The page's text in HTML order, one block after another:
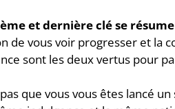
et dernière clé se
de vous voir progresser et la
sont les deux vertus pour
que vous vous êtes lancé